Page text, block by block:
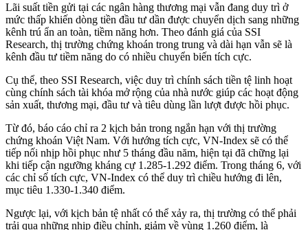
Lãi suất tiền gửi tại các ngân hàng thương mại vẫn đang duy trì ở
mức thấp khiến dòng tiền đầu tư dần được chuyển dịch sang những
kênh trú ẩn an toàn, tiềm năng hơn. Theo đánh giá của SSI
Research, thị trường chứng khoán trong trung và dài hạn vẫn sẽ là
kênh đầu tư tiềm năng do có nhiều chuyển biến tích cực.
Cụ thể, theo SSI Research, việc duy trì chính sách tiền tệ linh hoạt
cùng chính sách tài khóa mở rộng của nhà nước giúp các hoạt động
sản xuất, thương mại, đầu tư và tiêu dùng lần lượt được hồi phục.
Từ đó, báo cáo chỉ ra 2 kịch bản trong ngắn hạn với thị trường
chứng khoán Việt Nam. Với hướng tích cực, VN-Index sẽ có thể
tiếp nối nhịp hồi phục như 5 tháng đầu năm, hiện tại đã chững lại
khi tiếp cận ngưỡng kháng cự 1.285-1.292 điểm. Trong tháng 6, với
các chỉ số tích cực, VN-Index có thể duy trì chiều hướng đi lên,
mục tiêu 1.330-1.340 điểm.
Ngược lại, với kịch bản tệ nhất có thể xảy ra, thị trường có thể phải
trải qua những nhịp điều chỉnh, giảm về vùng 1.260 điểm, là